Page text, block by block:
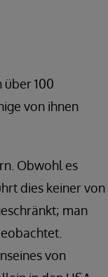
über 100
von ihnen
Obwohl es
dies keiner von
man
von